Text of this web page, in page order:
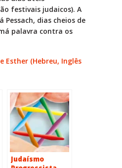
festivais judaicos). A
dias cheios de
palavra contra os
Esther (Hebreu, Inglês
Judaísmo